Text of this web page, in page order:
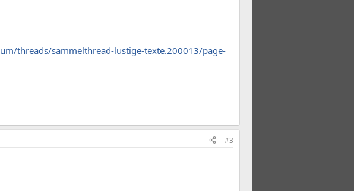
threads/sammelthread-lustige-texte.200013/page-
#3